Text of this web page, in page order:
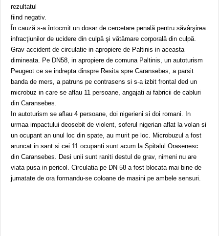
rezultatul
fiind negativ.
În cauză s-a întocmit un dosar de cercetare penală pentru săvârşirea
infracţiunilor de ucidere din culpă şi vătămare corporală din culpă.
Grav accident de circulatie in apropiere de Paltinis in aceasta
dimineata. Pe DN58, in apropiere de comuna Paltinis, un autoturism
Peugeot ce se indrepta dinspre Resita spre Caransebes, a parsit
banda de mers, a patruns pe contrasens si s-a izbit frontal ded un
microbuz in care se aflau 11 persoane, angajati ai fabricii de cabluri
din Caransebes.
In autoturism se aflau 4 persoane, doi nigerieni si doi romani. In
urmaa impactului deosebit de violent, soferul nigerian aflat la volan si
un ocupant an unul loc din spate, au murit pe loc. Microbuzul a fost
aruncat in sant si cei 11 ocupanti sunt acum la Spitalul Orasenesc
din Caransebes. Desi unii sunt raniti destul de grav, nimeni nu are
viata pusa in pericol. Circulatia pe DN 58 a fost blocata mai bine de
jumatate de ora formandu-se coloane de masini pe ambele sensuri.